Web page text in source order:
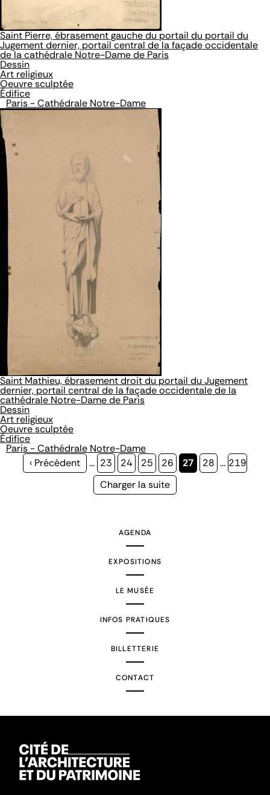
Saint Pierre, ébrasement gauche du portail du portail du
Jugement dernier, portail central de la façade occidentale
de la cathédrale Notre-Dame de Paris
Dessin
Art religieux
Oeuvre sculptée
Édifice
Paris - Cathédrale Notre-Dame
Saint Mathieu, ébrasement droit du portail du Jugement
dernier, portail central de la façade occidentale de la
cathédrale Notre-Dame de Paris
Dessin
Art religieux
Oeuvre sculptée
Édifice
Paris - Cathédrale Notre-Dame
Page
‹ Précédent … Page
23 Page
24 Page
25 Page
26
Page
27 Page
28 … Page
219
Page
Charger la suite
AGENDA
EXPOSITIONS
LE MUSÉE
INFOS PRATIQUES
BILLETTERIE
CONTACT